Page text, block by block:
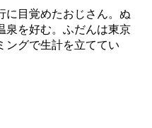
に目覚めたおじさん。ぬ
泉を好む。ふだんは東京
ングで生計を立ててい